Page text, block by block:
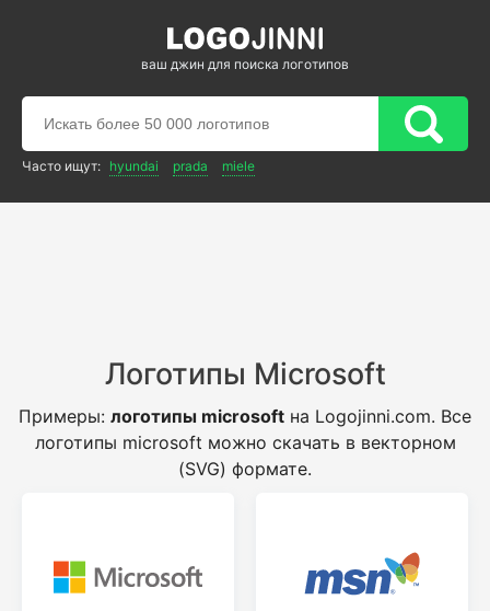
ваш джин для поиска логотипов
Часто ищут: hyundai prada miele
Логотипы Microsoft
Примеры: логотипы microsoft на Logojinni.com. Все
логотипы microsoft можно скачать в векторном
(SVG) формате.